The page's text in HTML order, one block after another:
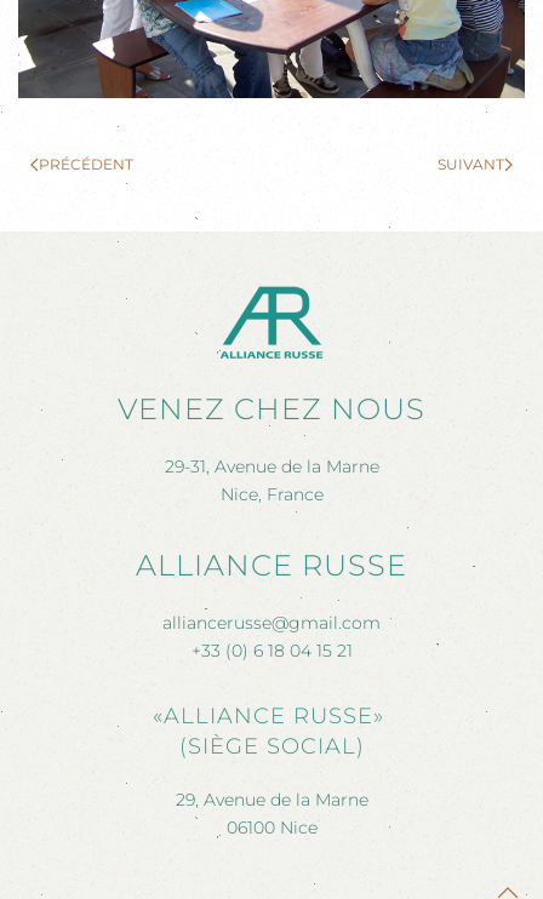
PRÉCÉDENT SUIVANT
VENEZ CHEZ NOUS
29-31, Avenue de la Marne
Nice, France
ALLIANCE RUSSE
alliancerusse@gmail.com
+33 (0) 6 18 04 15 21
«ALLIANCE RUSSE»
(SIÈGE SOCIAL)
29, Avenue de la Marne
06100 Nice